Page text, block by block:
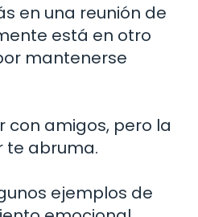
en una reunión de
está en otro
mantenerse
con amigos, pero la
te abruma.
ejemplos de